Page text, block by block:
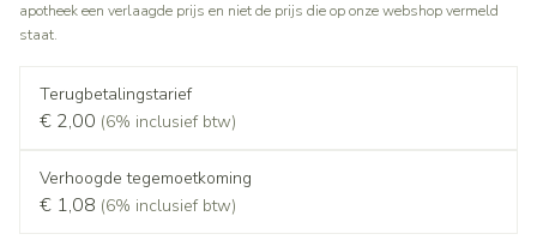
apotheek een verlaagde prijs en niet de prijs die op onze webshop vermeld
staat.
Terugbetalingstarief
€ 2,00 (6% inclusief btw)
Verhoogde tegemoetkoming
€ 1,08 (6% inclusief btw)